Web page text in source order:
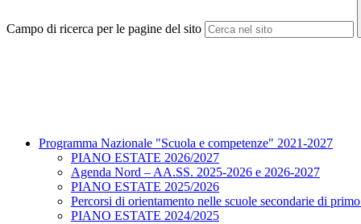
Campo di ricerca per le pagine del sito
Programma Nazionale "Scuola e competenze" 2021-2027
PIANO ESTATE 2026/2027
Agenda Nord – AA.SS. 2025-2026 e 2026-2027
PIANO ESTATE 2025/2026
Percorsi di orientamento nelle scuole secondarie di
PIANO ESTATE 2024/2025